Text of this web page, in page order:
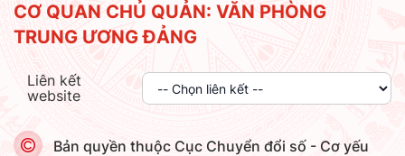
CƠ QUAN CHỦ QUẢN: VĂN PHÒNG
TRUNG ƯƠNG ĐẢNG
Liên kết
website
Bản quyền thuộc Cục Chuyển đổi số - Cơ yếu